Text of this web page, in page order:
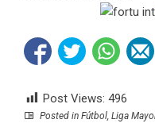
Post Views: 496
Posted in Fútbol Liga